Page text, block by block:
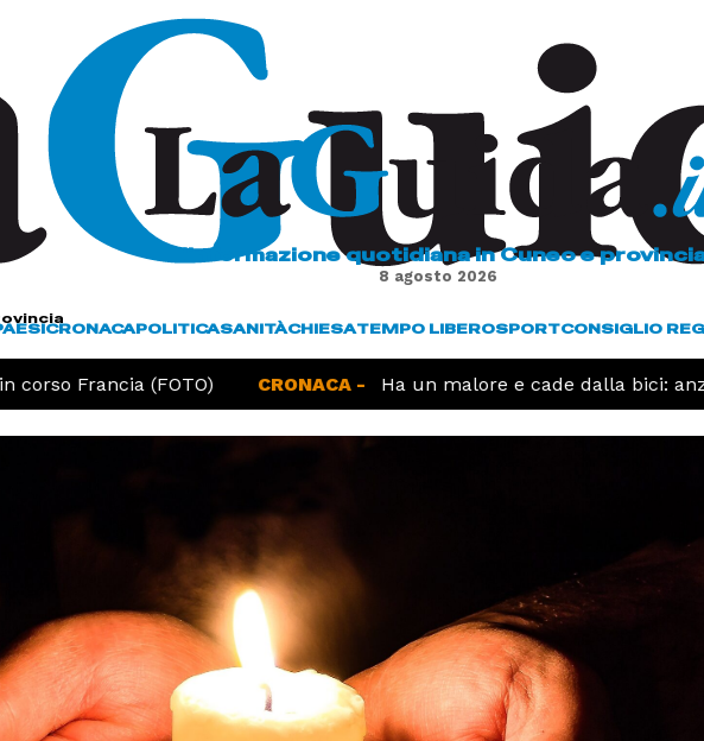
L'informazione quotidiana in Cuneo e
8 agosto 2026
CRONACAPOLITICASANITÀCHIESATEMPO LIBEROSPORTCONSIGLIO
Francia (FOTO) CRONACA - Ha un malore e cade dalla bici: